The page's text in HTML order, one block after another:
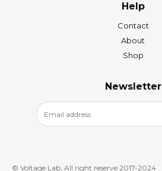
Help
Contact
About
Shop
Newsletter
© Voltage Lab, All right reserve 2017-2024